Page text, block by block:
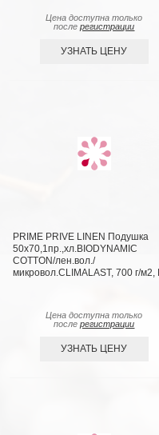
Цена доступна только
послерегистрации
УЗНАТЬ ЦЕНУ
PRIME PRIVE LINEN Подушка
50х70,1пр.,хл.BIODYNAMIC
COTTON/лен.вол./
микровол.CLIMALAST, 700 г/м2,
Цена доступна только
послерегистрации
УЗНАТЬ ЦЕНУ